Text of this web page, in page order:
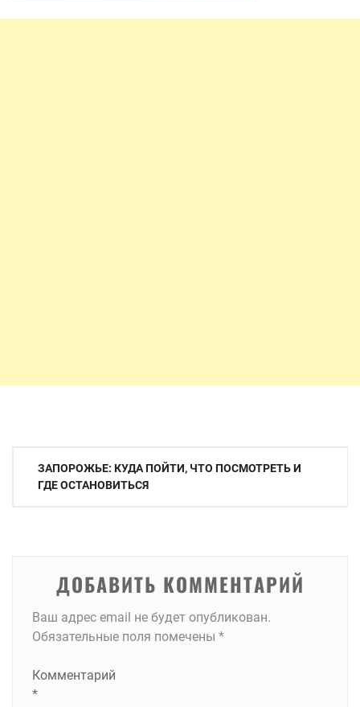
Навигация
ЗАПОРОЖЬЕ: КУДА ПОЙТИ, ЧТО ПОСМОТРЕТЬ И
ГДЕ ОСТАНОВИТЬСЯ
ДОБАВИТЬ КОММЕНТАРИЙ
Ваш адрес email не будет опубликован.
Обязательные поля помечены *
Комментарий
*